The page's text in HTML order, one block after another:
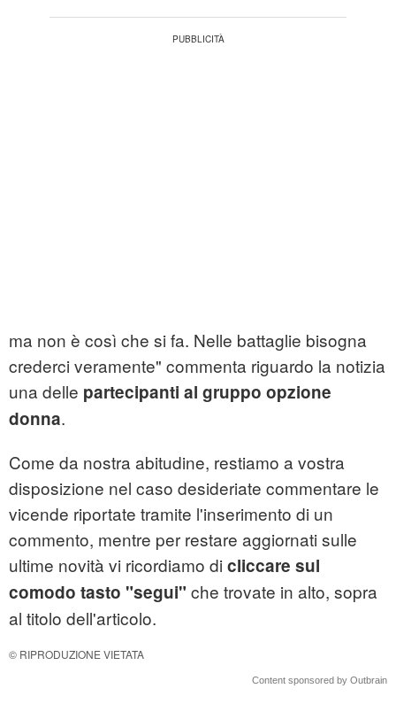
ma non è così che si fa. Nelle battaglie bisogna
crederci veramente" commenta riguardo la notizia
una delle partecipanti al gruppo opzione
donna.
Come da nostra abitudine, restiamo a vostra
disposizione nel caso desideriate commentare le
vicende riportate tramite l'inserimento di un
commento, mentre per restare aggiornati sulle
ultime novità vi ricordiamo di cliccare sul
comodo tasto "segui" che trovate in alto, sopra
al titolo dell'articolo.
© RIPRODUZIONE VIETATA
Content sponsored by Outbrain